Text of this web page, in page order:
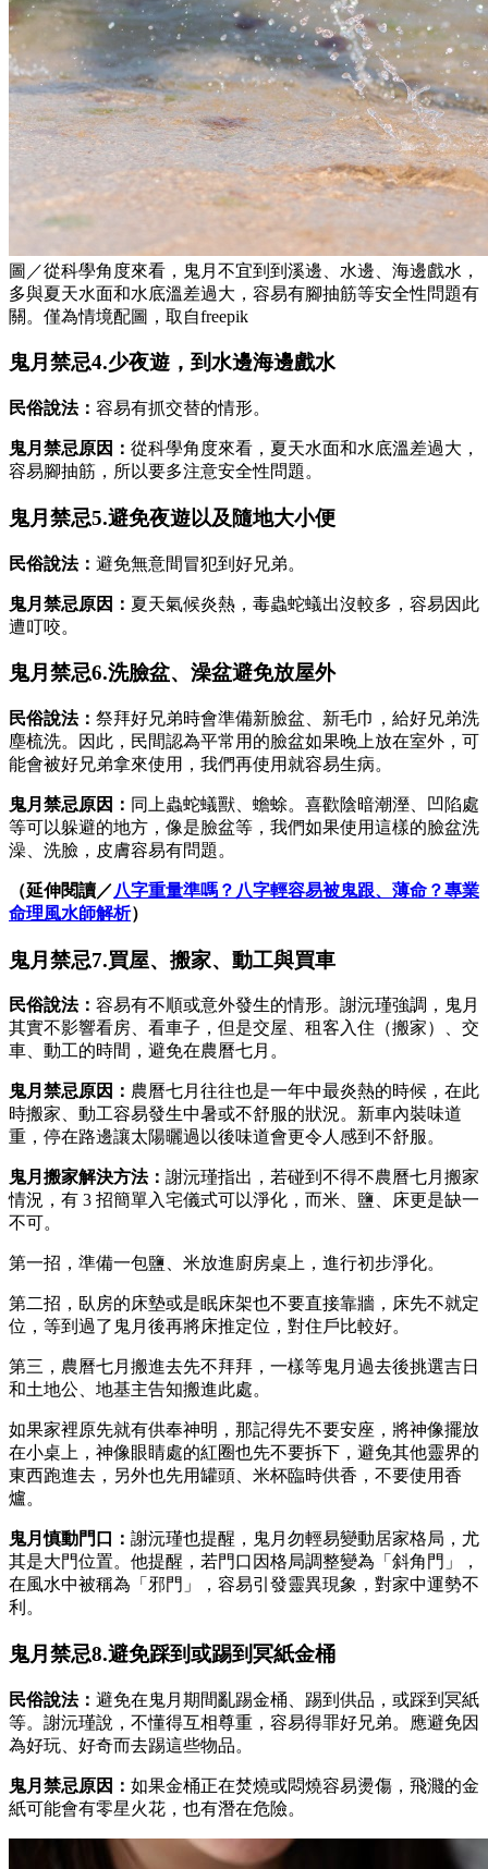
圖／從科學角度來看，鬼月不宜到到溪邊、水邊、海邊戲水，
多與夏天水面和水底溫差過大，容易有腳抽筋等安全性問題有
關。僅為情境配圖，取自freepik
鬼月禁忌4.少夜遊，到水邊海邊戲水
民俗說法： 容易有抓交替的情形。
鬼月禁忌原因： 從科學角度來看，夏天水面和水底溫差過大，
容易腳抽筋，所以要多注意安全性問題。
鬼月禁忌5.避免夜遊以及隨地大小便
民俗說法： 避免無意間冒犯到好兄弟。
鬼月禁忌原因： 夏天氣候炎熱，毒蟲蛇蟻出沒較多，容易因此
遭叮咬。
鬼月禁忌6.洗臉盆、澡盆避免放屋外
民俗說法： 祭拜好兄弟時會準備新臉盆、新毛巾，給好兄弟洗
塵梳洗。因此，民間認為平常用的臉盆如果晚上放在室外，可
能會被好兄弟拿來使用，我們再使用就容易生病。
鬼月禁忌原因： 同上蟲蛇蟻獸、蟾蜍。喜歡陰暗潮溼、凹陷處
等可以躲避的地方，像是臉盆等，我們如果使用這樣的臉盆洗
澡、洗臉，皮膚容易有問題。
（延伸閱讀／八字重量準嗎？八字輕容易被鬼跟、薄命？專業
命理風水師解析）
鬼月禁忌7.買屋、搬家、動工與買車
民俗說法： 容易有不順或意外發生的情形。謝沅瑾強調，鬼月
其實不影響看房、看車子，但是交屋、租客入住（搬家）、交
車、動工的時間，避免在農曆七月。
鬼月禁忌原因： 農曆七月往往也是一年中最炎熱的時候，在此
時搬家、動工容易發生中暑或不舒服的狀況。新車內裝味道
重，停在路邊讓太陽曬過以後味道會更令人感到不舒服。
鬼月搬家解決方法： 謝沅瑾指出，若碰到不得不農曆七月搬家
情況，有 3 招簡單入宅儀式可以淨化，而米、鹽、床更是缺一
不可。
第一招，準備一包鹽、米放進廚房桌上，進行初步淨化。
第二招，臥房的床墊或是眠床架也不要直接靠牆，床先不就定
位，等到過了鬼月後再將床推定位，對住戶比較好。
第三，農曆七月搬進去先不拜拜，一樣等鬼月過去後挑選吉日
和土地公、地基主告知搬進此處。
如果家裡原先就有供奉神明，那記得先不要安座，將神像擺放
在小桌上，神像眼睛處的紅圈也先不要拆下，避免其他靈界的
東西跑進去，另外也先用罐頭、米杯臨時供香，不要使用香
爐。
鬼月慎動門口： 謝沅瑾也提醒，鬼月勿輕易變動居家格局，尤
其是大門位置。他提醒，若門口因格局調整變為「斜角門」，
在風水中被稱為「邪門」，容易引發靈異現象，對家中運勢不
利。
鬼月禁忌8.避免踩到或踢到冥紙金桶
民俗說法： 避免在鬼月期間亂踢金桶、踢到供品，或踩到冥紙
等。謝沅瑾說，不懂得互相尊重，容易得罪好兄弟。應避免因
為好玩、好奇而去踢這些物品。
鬼月禁忌原因： 如果金桶正在焚燒或悶燒容易燙傷，飛濺的金
紙可能會有零星火花，也有潛在危險。